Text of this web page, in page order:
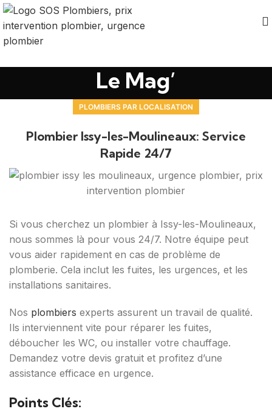
Le Mag’
PLOMBIERS PAR LOCALISATION
Plombier Issy-les-Moulineaux: Service
Rapide 24/7
Si vous cherchez un plombier à Issy-les-Moulineaux,
nous sommes là pour vous 24/7. Notre équipe peut
vous aider rapidement en cas de problème de
plomberie. Cela inclut les fuites, les urgences, et les
installations sanitaires.
Nos plombiers experts assurent un travail de qualité.
Ils interviennent vite pour réparer les fuites,
déboucher les WC, ou installer votre chauffage.
Demandez votre devis gratuit et profitez d’une
assistance efficace en urgence.
Points Clés: